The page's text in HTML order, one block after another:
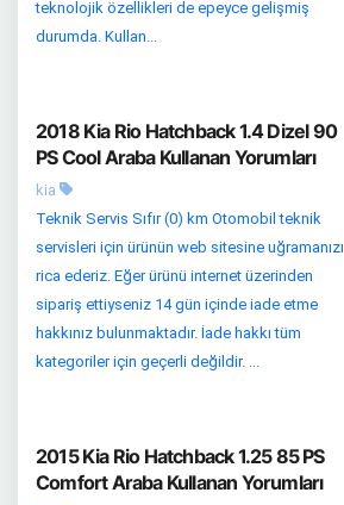
teknolojik özellikleri de epeyce gelişmiş
durumda. Kullan...
2018 Kia Rio Hatchback 1.4 Dizel 90
PS Cool Araba Kullanan Yorumları
kia
Teknik Servis Sıfır (0) km Otomobil teknik
servisleri için ürünün web sitesine uğramanızı
rica ederiz. Eğer ürünü internet üzerinden
sipariş ettiyseniz 14 gün içinde iade etme
hakkınız bulunmaktadır. İade hakkı tüm
kategoriler için geçerli değildir. ...
2015 Kia Rio Hatchback 1.25 85 PS
Comfort Araba Kullanan Yorumları